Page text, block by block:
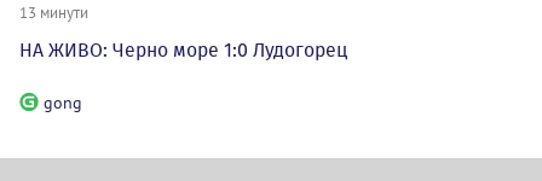
13 минути
НА ЖИВО: Черно море 1:0 Лудогорец
gong